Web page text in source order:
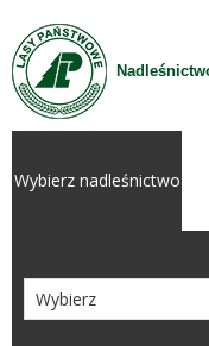
Przejdź do treści
Wybierz nadleśnictwo